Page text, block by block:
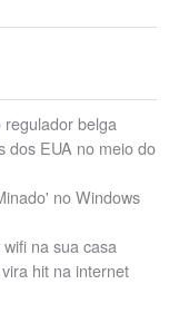
belga
dos EUA no meio do
no Windows
na sua casa
hit na internet